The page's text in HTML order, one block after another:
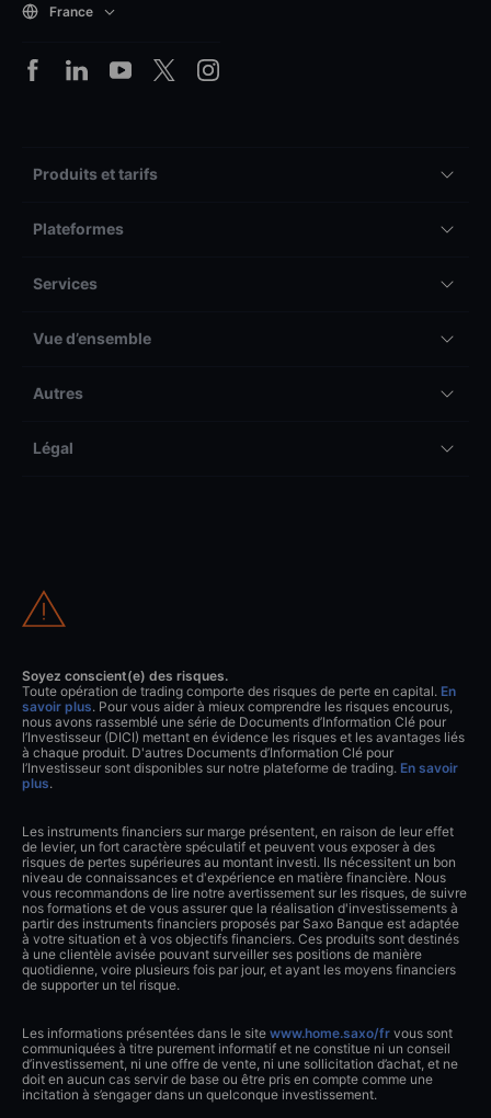
France
Produits et tarifs
Plateformes
Services
Vue d’ensemble
Autres
Légal
Soyez conscient(e) des risques.
Toute opération de trading comporte des risques de perte en capital. En
savoir plus. Pour vous aider à mieux comprendre les risques encourus,
nous avons rassemblé une série de Documents d’Information Clé pour
l’Investisseur (DICI) mettant en évidence les risques et les avantages liés
à chaque produit. D'autres Documents d’Information Clé pour
l’Investisseur sont disponibles sur notre plateforme de trading. En savoir
plus.
Les instruments financiers sur marge présentent, en raison de leur effet
de levier, un fort caractère spéculatif et peuvent vous exposer à des
risques de pertes supérieures au montant investi. Ils nécessitent un bon
niveau de connaissances et d'expérience en matière financière. Nous
vous recommandons de lire notre avertissement sur les risques, de suivre
nos formations et de vous assurer que la réalisation d'investissements à
partir des instruments financiers proposés par Saxo Banque est adaptée
à votre situation et à vos objectifs financiers. Ces produits sont destinés
à une clientèle avisée pouvant surveiller ses positions de manière
quotidienne, voire plusieurs fois par jour, et ayant les moyens financiers
de supporter un tel risque.
Les informations présentées dans le site www.home.saxo/fr vous sont
communiquées à titre purement informatif et ne constitue ni un conseil
d’investissement, ni une offre de vente, ni une sollicitation d’achat, et ne
doit en aucun cas servir de base ou être pris en compte comme une
incitation à s’engager dans un quelconque investissement.